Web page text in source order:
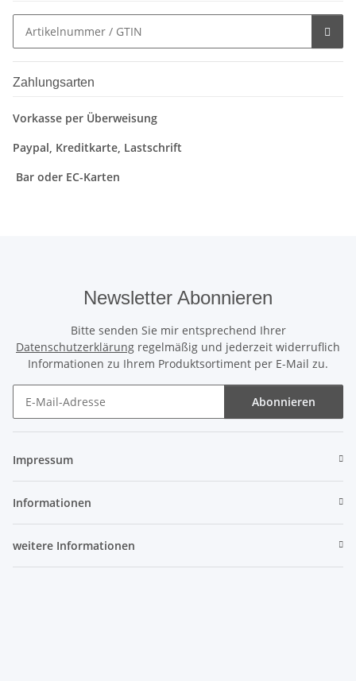
Zahlungsarten
Vorkasse per Überweisung
Paypal, Kreditkarte, Lastschrift
Bar oder EC-Karten
Newsletter Abonnieren
Bitte senden Sie mir entsprechend Ihrer
Datenschutzerklärung regelmäßig und jederzeit widerruflich
Informationen zu Ihrem Produktsortiment per E-Mail zu.
Abonnieren
Impressum
Informationen
weitere Informationen